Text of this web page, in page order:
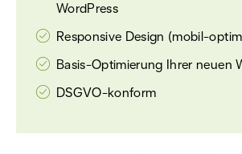
WordPress
Responsive Design (mobil-
Basis-Optimierung Ihrer neuen
DSGVO-konform